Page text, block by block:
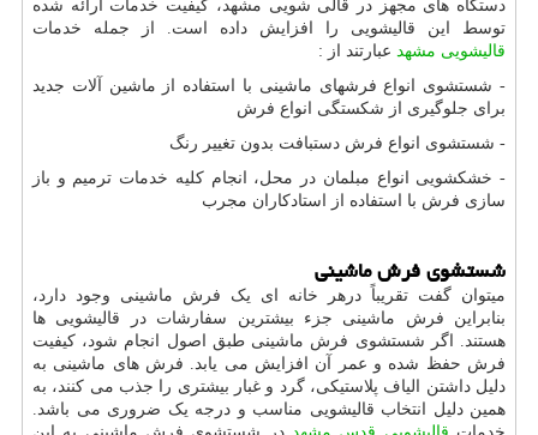
دستگاه های مجهز در قالی شویی مشهد، کیفیت خدمات ارائه شده
توسط این قالیشویی را افزایش داده است. از جمله خدمات
قالیشویی مشهد عبارتند از :
- شستشوی انواع فرشهای ماشینی با استفاده از ماشین آلات جدید
برای جلوگیری از شکستگی انواع فرش
- شستشوی انواع فرش دستبافت بدون تغییر رنگ
- خشکشویی انواع مبلمان در محل، انجام کلیه خدمات ترمیم و باز
سازی فرش با استفاده از استادکاران مجرب
شستشوی فرش ماشینی
میتوان گفت تقریباً درهر خانه ای یک فرش ماشینی وجود دارد،
بنابراین فرش ماشینی جزء بیشترین سفارشات در قالیشویی ها
هستند. اگر شستشوی فرش ماشینی طبق اصول انجام شود، کیفیت
فرش حفظ شده و عمر آن افزایش می یابد. فرش های ماشینی به
دلیل داشتن الیاف پلاستیکی، گرد و غبار بیشتری را جذب می کنند، به
همین دلیل انتخاب قالیشویی مناسب و درجه یک ضروری می باشد.
خدمات قالیشویی قدس مشهد در شستشوی فرش ماشینی به این